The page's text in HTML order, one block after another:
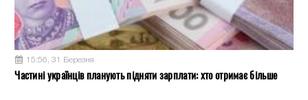
15:56, 31 Березня
Частині українців планують підняти зарплати: хто отримає більше